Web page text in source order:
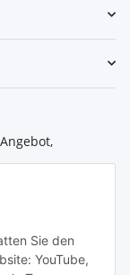
Sie den
YouTube,